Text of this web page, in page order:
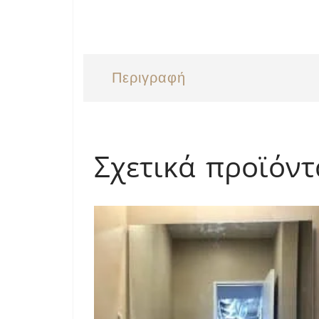
Περιγραφή
Σχετικά